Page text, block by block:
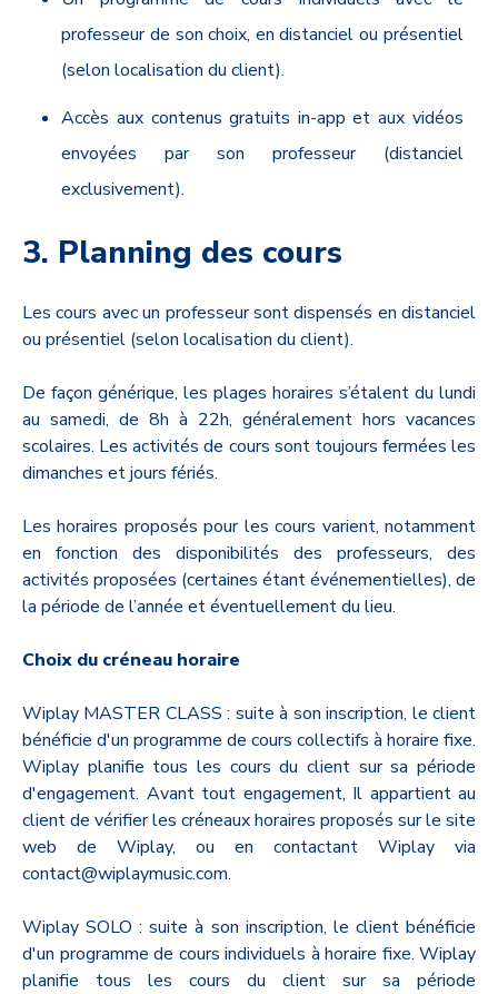
professeur de son choix, en distanciel ou présentiel
(selon localisation du client).
Accès aux contenus gratuits in-app et aux vidéos
envoyées par son professeur (distanciel
exclusivement).
3. Planning des cours
Les cours avec un professeur sont dispensés en distanciel
ou présentiel (selon localisation du client).
De façon générique, les plages horaires s’étalent du lundi
au samedi, de 8h à 22h, généralement hors vacances
scolaires. Les activités de cours sont toujours fermées les
dimanches et jours fériés.
Les horaires proposés pour les cours varient, notamment
en fonction des disponibilités des professeurs, des
activités proposées (certaines étant événementielles), de
la période de l’année et éventuellement du lieu.
Choix du créneau horaire
Wiplay MASTER CLASS : suite à son inscription, le client
bénéficie d'un programme de cours collectifs à horaire fixe.
Wiplay planifie tous les cours du client sur sa période
d'engagement. Avant tout engagement, Il appartient au
client de vérifier les créneaux horaires proposés sur le site
web de Wiplay, ou en contactant Wiplay via
contact@wiplaymusic.com.
Wiplay SOLO : suite à son inscription, le client bénéficie
d'un programme de cours individuels à horaire fixe. Wiplay
planifie tous les cours du client sur sa période